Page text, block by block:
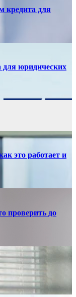
кредита для
юридических
это работает и
проверить до